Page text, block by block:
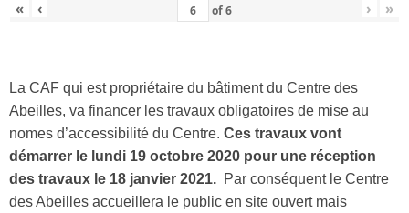
« ‹ of6 › »
La CAF qui est propriétaire du bâtiment du Centre des
Abeilles, va financer les travaux obligatoires de mise au
nomes d’accessibilité du Centre. Ces travaux vont
démarrer le lundi 19 octobre 2020 pour une réception
des travaux le 18 janvier 2021. Par conséquent le Centre
des Abeilles accueillera le public en site ouvert mais